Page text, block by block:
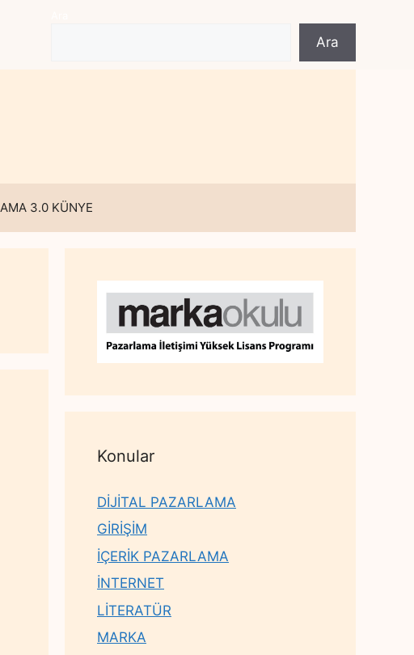
Ara
3.0 KÜNYE
Konular
DİJİTAL PAZARLAMA
GİRİŞİM
İÇERİK PAZARLAMA
İNTERNET
LİTERATÜR
MARKA